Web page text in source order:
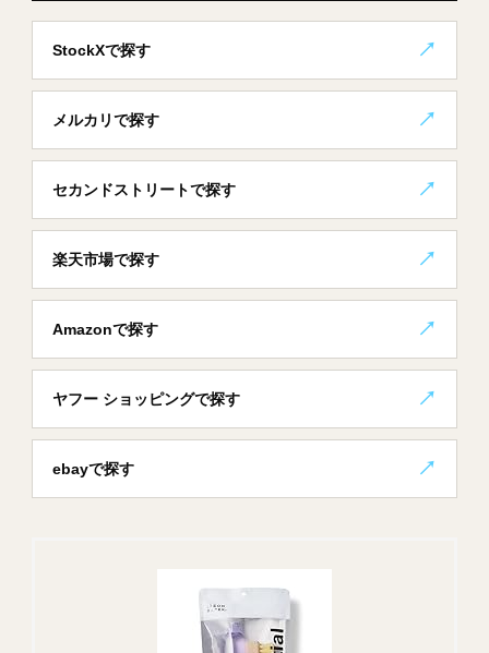
StockXで探す
メルカリで探す
セカンドストリートで探す
楽天市場で探す
Amazonで探す
ヤフー ショッピングで探す
ebayで探す